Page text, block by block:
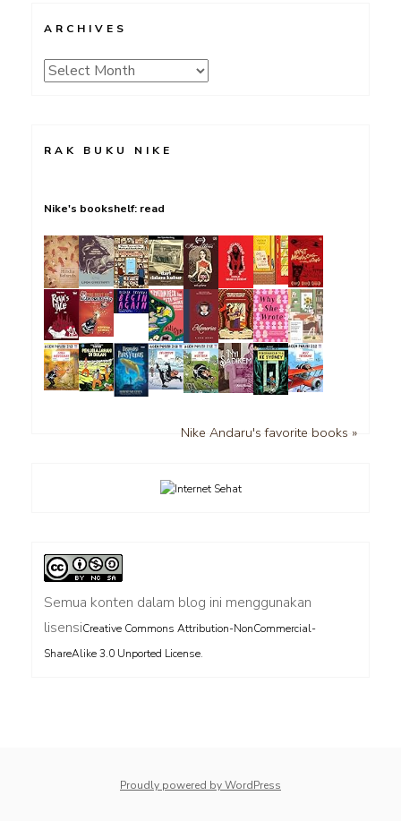
ARCHIVES
Archives
RAK BUKU NIKE
Nike's bookshelf: read
Nike Andaru's favorite books »
Semua konten dalam blog ini menggunakan
lisensiCreative Commons Attribution-NonCommercial-
ShareAlike 3.0 Unported License.
Proudly powered by WordPress